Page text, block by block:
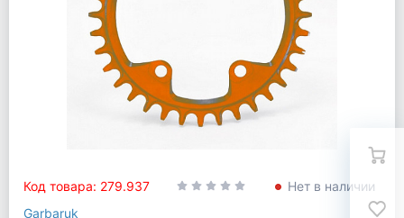
Код товара: 279.937
Нет в наличии
Garbaruk